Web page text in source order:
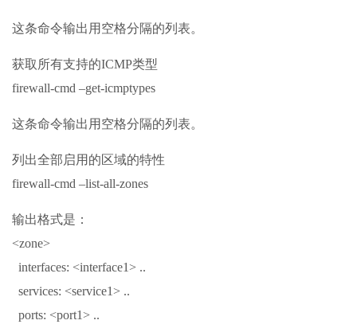
这条命令输出用空格分隔的列表。
获取所有支持的ICMP类型
firewall-cmd –get-icmptypes
这条命令输出用空格分隔的列表。
列出全部启用的区域的特性
firewall-cmd –list-all-zones
输出格式是：
<zone>
interfaces: <interface1> ..
services: <service1> ..
ports: <port1> ..